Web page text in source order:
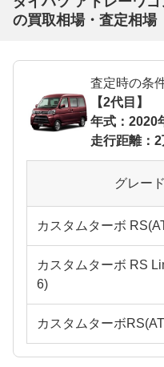
の買取相場・査定相場
査定時の条
【2代目】
年式：2020
走行距離：
グレード
カスタムターボ
カスタムターボ RS
6)
カスタムターボ